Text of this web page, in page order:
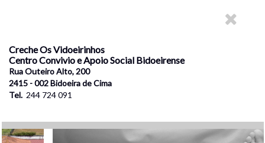
Creche Os Vidoeirinhos
Centro Convivio e Apoio Social Bidoeirense
Rua Outeiro Alto, 200
2415 - 002 Bidoeira de Cima
Tel. 244 724 091